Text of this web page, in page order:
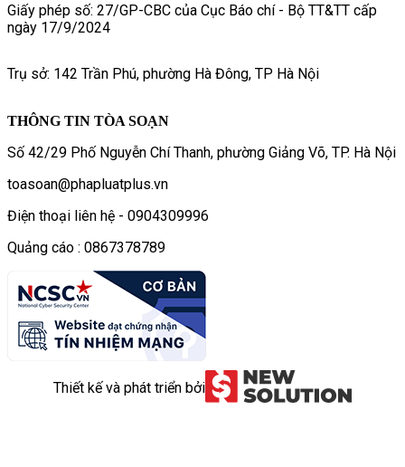
Giấy phép số: 27/GP-CBC của Cục Báo chí - Bộ TT&TT cấp
ngày 17/9/2024
Trụ sở: 142 Trần Phú, phường Hà Đông, TP Hà Nội
THÔNG TIN TÒA SOẠN
Số 42/29 Phố Nguyễn Chí Thanh, phường Giảng Võ, TP. Hà Nội
toasoan@phapluatplus.vn
Điện thoại liên hệ - 0904309996
Quảng cáo : 0867378789
Thiết kế và phát triển bởi